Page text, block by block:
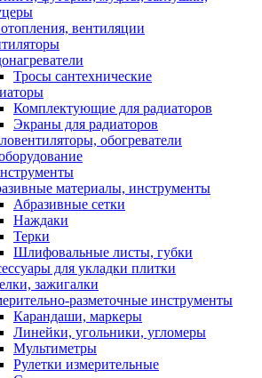
вентиляции
Тросы сантехнические
Комплектующие для радиаторов
Экраны для радиаторов
обогреватели
материалы, инструменты
Абразивные сетки
Наждаки
Терки
Шлифовальные листы, губки
для укладки плитки
зажигалки
разметочные инструменты
Карандаши, маркеры
Линейки, угольники, угломеры
Мультиметры
Рулетки измерительные